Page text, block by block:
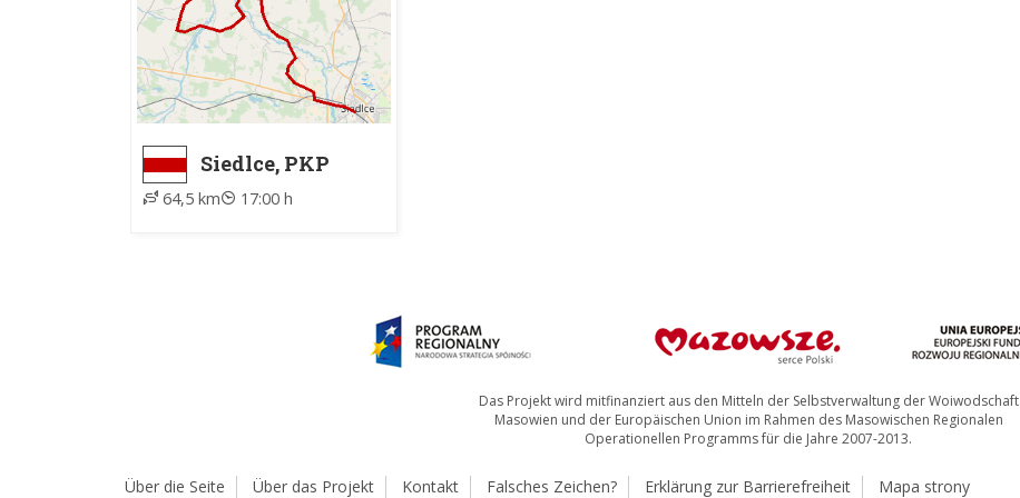
Siedlce, PKP
dworzec -
Węgrów, PKS
64,5 km 17:00 h
Das Projekt wird mitfinanziert aus den Mitteln der Selbstverwaltung der Woiwodschaft
Masowien und der Europäischen Union im Rahmen des Masowischen Regionalen
Operationellen Programms für die Jahre 2007-2013.
Über die Seite Über das Projekt Kontakt Falsches Zeichen? Erklärung zur Barrierefreiheit Mapa strony